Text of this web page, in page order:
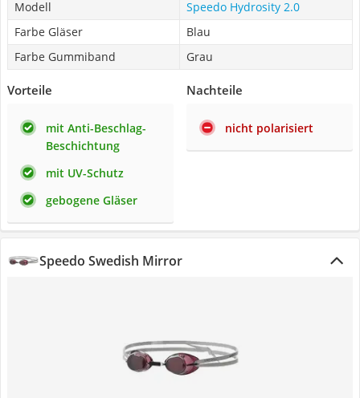
Modell
Speedo Hydrosity 2.0
Farbe Gläser
Blau
Farbe Gummiband
Grau
Vorteile
mit Anti-Beschlag-
Beschichtung
mit UV-Schutz
gebogene Gläser
Nachteile
nicht polarisiert
Speedo Swedish Mirror